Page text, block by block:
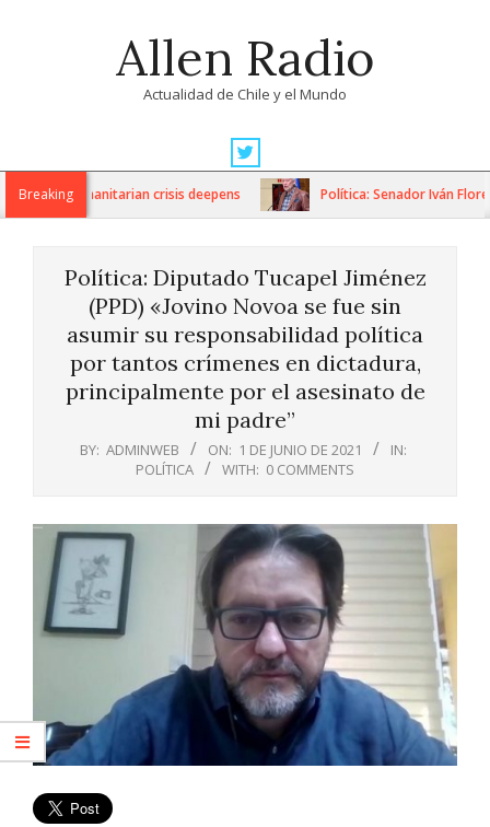
Allen Radio
Actualidad de Chile y el Mundo
Navigation
MenuBreaking
as humanitarian crisis deepens Política: Senador Iván Flores
Política: Diputado Tucapel Jiménez
(PPD) «Jovino Novoa se fue sin
asumir su responsabilidad política
por tantos crímenes en dictadura,
principalmente por el asesinato de
mi padre”
BY: ADMINWEB ON: 1 DE JUNIO DE 2021
IN:
POLÍTICA
WITH: 0 COMMENTS